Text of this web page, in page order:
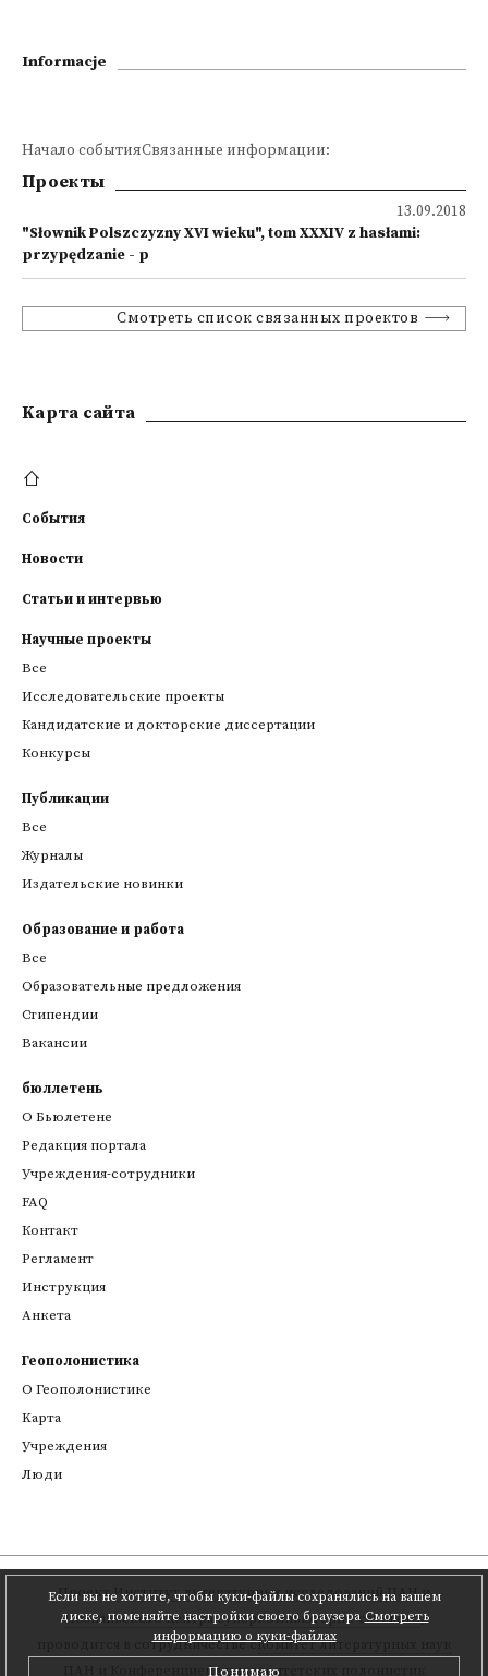
Informacje
Начало событияСвязанные информации:
Проекты
13.09.2018
"Słownik Polszczyzny XVI wieku", tom XXXIV z hasłami:
przypędzanie - p
Смотреть список связанных проектов
Если вы не хотите, чтобы куки-файлы сохранялись на вашем
диске, поменяйте настройки своего браузера Смотреть
информацию о куки-файлах
Понимаю
Kарта сайта
События
Новости
Статьи и интервью
Научные проекты
Все
Исследовательские проекты
Кандидатские и докторские диссертации
Конкурсы
Публикации
Все
Журналы
Издательские новинки
Образование и работа
Все
Образовательные предложения
Стипендии
Вакансии
бюллетень
О Бьюлетене
Редакция портала
Учреждения-сотрудники
FAQ
Контакт
Регламент
Инструкция
Анкета
Геополонистика
О Геополонистике
Kарта
Учреждения
Люди
ПроектИнститут литературных исследований ПАНи
Познаньского центра суперкомпьютерно-сетевого,
проводится в сотрудничестве сКомитет литературных наук
и Конференцией университетских полонистик